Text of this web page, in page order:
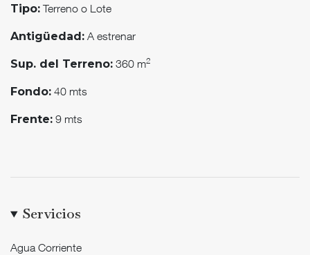
- Alumbrado publico
Tel. 2995730575
38.952915, -68.062980
Tipo: Terreno o Lote
Antigüedad: A estrenar
Sup. del Terreno: 360 m2
Fondo: 40 mts
Frente: 9 mts
Servicios
Agua Corriente